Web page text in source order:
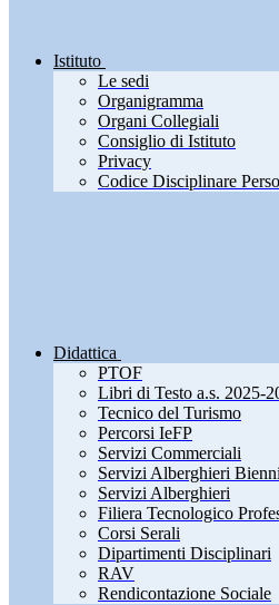
Istituto
Le sedi
Organigramma
Organi Collegiali
Consiglio di Istituto
Privacy
Codice Disciplinare
Didattica
PTOF
Libri di Testo a.s. 2025-
Tecnico del Turismo
Percorsi IeFP
Servizi Commerciali
Servizi Alberghieri
Servizi Alberghieri
Filiera Tecnologico
Corsi Serali
Dipartimenti Disciplinari
RAV
Rendicontazione Sociale